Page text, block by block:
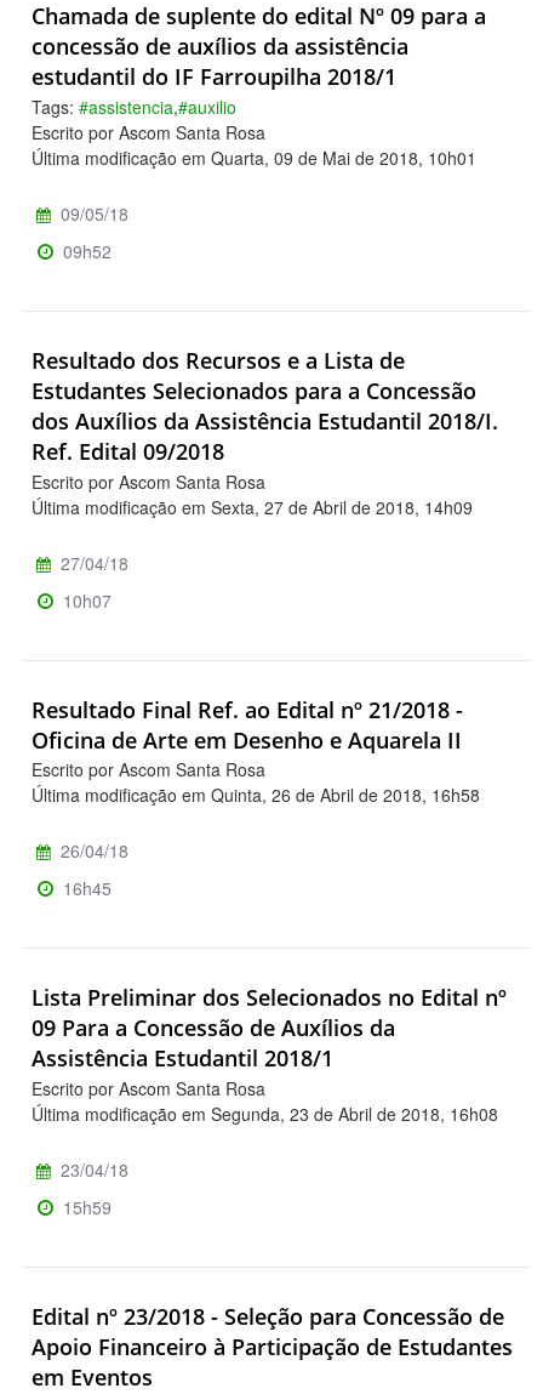
Chamada de suplente do edital Nº 09 para a
concessão de auxílios da assistência
estudantil do IF Farroupilha 2018/1
Tags: #assistencia,#auxilio
Escrito por Ascom Santa Rosa
Última modificação em Quarta, 09 de Mai de 2018, 10h01
09/05/18
09h52
Resultado dos Recursos e a Lista de
Estudantes Selecionados para a Concessão
dos Auxílios da Assistência Estudantil 2018/I.
Ref. Edital 09/2018
Escrito por Ascom Santa Rosa
Última modificação em Sexta, 27 de Abril de 2018, 14h09
27/04/18
10h07
Resultado Final Ref. ao Edital nº 21/2018 -
Oficina de Arte em Desenho e Aquarela II
Escrito por Ascom Santa Rosa
Última modificação em Quinta, 26 de Abril de 2018, 16h58
26/04/18
16h45
Lista Preliminar dos Selecionados no Edital nº
09 Para a Concessão de Auxílios da
Assistência Estudantil 2018/1
Escrito por Ascom Santa Rosa
Última modificação em Segunda, 23 de Abril de 2018, 16h08
23/04/18
15h59
Edital nº 23/2018 - Seleção para Concessão de
Apoio Financeiro à Participação de Estudantes
em Eventos